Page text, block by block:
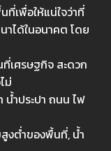
เพื่อให้แน่ใจว่าที่
ได้ในอนาคต โดย
เศรษฐกิจ สะดวก
ม่
น้ำประปา ถนน ไฟ
สูงต่ำของพื้นที่, น้ำ